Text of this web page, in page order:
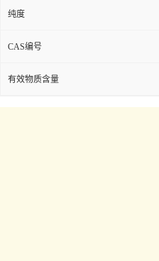
纯度
CAS编号
有效物质含量